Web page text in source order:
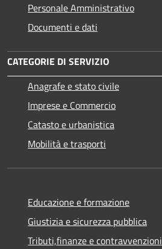
Personale Amministrativo
Documenti e dati
CATEGORIE DI SERVIZIO
Anagrafe e stato civile
Imprese e Commercio
Catasto e urbanistica
Mobilità e trasporti
Educazione e formazione
Giustizia e sicurezza pubblica
Tributi,finanze e contravvenzioni